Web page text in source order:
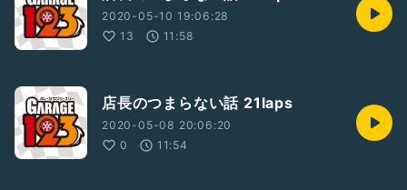
2020-05-10 19:06:28
13
11:58
店長のつまらない話 21laps
2020-05-08 20:06:20
0
11:54